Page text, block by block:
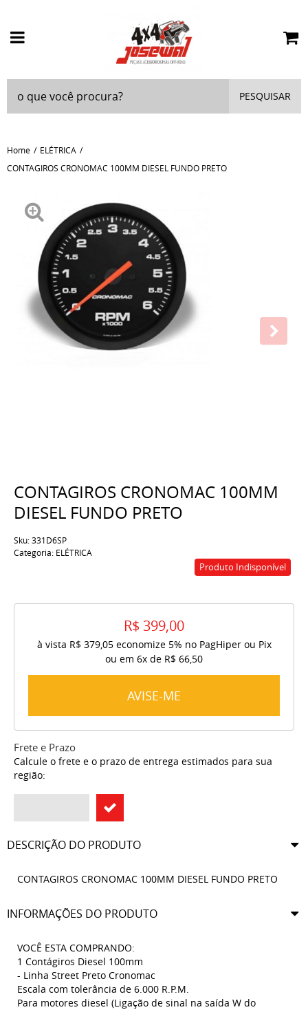
PESQUISAR
Home
ELÉTRICA
CONTAGIROS CRONOMAC 100MM DIESEL FUNDO PRETO
CONTAGIROS CRONOMAC 100MM
DIESEL FUNDO PRETO
Sku:331D6SP
Categoria: ELÉTRICA
Produto Indisponível
R$ 399,00
à vista R$ 379,05economize 5% no PagHiper ou Pix
ou em 6x de R$ 66,50
AVISE-ME
Frete e Prazo
Calcule o frete e o prazo de entrega estimados para sua
região:
DESCRIÇÃO DO PRODUTO
CONTAGIROS CRONOMAC 100MM DIESEL FUNDO PRETO
INFORMAÇÕES DO PRODUTO
VOCÊ ESTA COMPRANDO:
1 Contágiros Diesel 100mm
- Linha Street Preto Cronomac
Escala com tolerância de 6.000 R.P.M.
Para motores diesel (Ligação de sinal na saída W do